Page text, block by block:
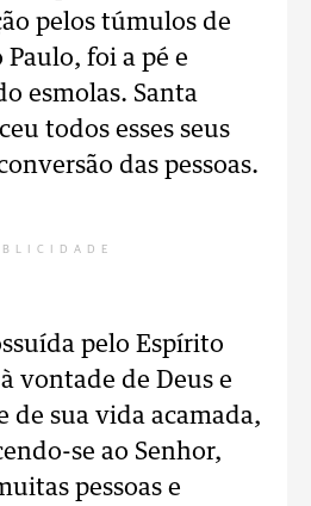
pelos túmulos de
Paulo, foi a pé e
esmolas. Santa
todos esses seus
das pessoas.
pelo Espírito
vontade de Deus e
de sua vida acamada,
se ao Senhor,
pessoas e